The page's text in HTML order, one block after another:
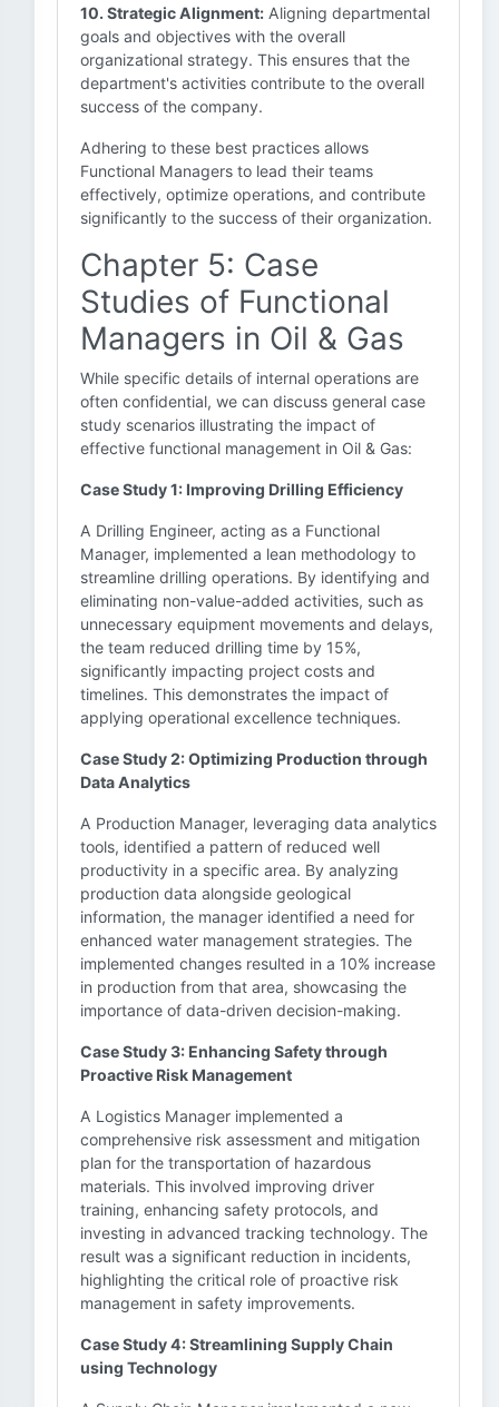
10. Strategic Alignment: Aligning departmental
goals and objectives with the overall
organizational strategy. This ensures that the
department's activities contribute to the overall
success of the company.
Adhering to these best practices allows
Functional Managers to lead their teams
effectively, optimize operations, and contribute
significantly to the success of their organization.
Chapter 5: Case
Studies of Functional
Managers in Oil & Gas
While specific details of internal operations are
often confidential, we can discuss general case
study scenarios illustrating the impact of
effective functional management in Oil & Gas:
Case Study 1: Improving Drilling Efficiency
A Drilling Engineer, acting as a Functional
Manager, implemented a lean methodology to
streamline drilling operations. By identifying and
eliminating non-value-added activities, such as
unnecessary equipment movements and delays,
the team reduced drilling time by 15%,
significantly impacting project costs and
timelines. This demonstrates the impact of
applying operational excellence techniques.
Case Study 2: Optimizing Production through
Data Analytics
A Production Manager, leveraging data analytics
tools, identified a pattern of reduced well
productivity in a specific area. By analyzing
production data alongside geological
information, the manager identified a need for
enhanced water management strategies. The
implemented changes resulted in a 10% increase
in production from that area, showcasing the
importance of data-driven decision-making.
Case Study 3: Enhancing Safety through
Proactive Risk Management
A Logistics Manager implemented a
comprehensive risk assessment and mitigation
plan for the transportation of hazardous
materials. This involved improving driver
training, enhancing safety protocols, and
investing in advanced tracking technology. The
result was a significant reduction in incidents,
highlighting the critical role of proactive risk
management in safety improvements.
Case Study 4: Streamlining Supply Chain
using Technology